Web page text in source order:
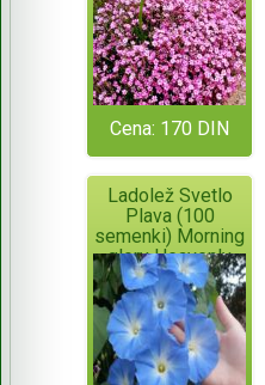
Cena: 170 DIN
Ladolež Svetlo
Plava (100
semenki) Morning
glory Heavenly
Blue